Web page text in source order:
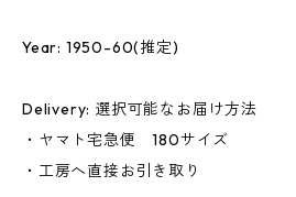
Year: 1950-60(推定)
Delivery: 選択可能なお届け方法
・ヤマト宅急便 180サイズ
・工房へ直接お引き取り